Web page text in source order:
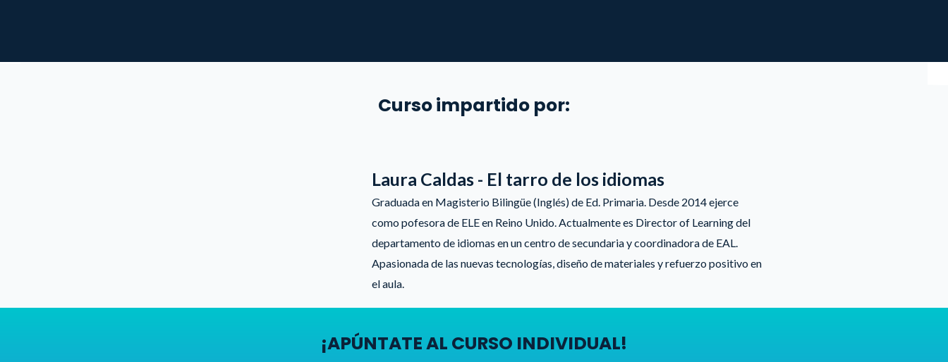
Curso impartido por:
Laura Caldas - El tarro de los idiomas
Graduada en Magisterio Bilingüe (Inglés) de Ed. Primaria. Desde 2014 ejerce
como pofesora de ELE en Reino Unido. Actualmente es Director of Learning del
departamento de idiomas en un centro de secundaria y coordinadora de EAL.
Apasionada de las nuevas tecnologías, diseño de materiales y refuerzo positivo en
el aula.
¡APÚNTATE AL CURSO INDIVIDUAL!